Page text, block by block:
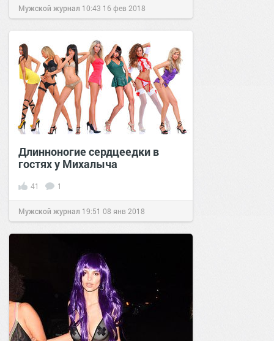
Мужской журнал 10:43 16 фев 2018
Длинноногие сердцеедки в
гостях у Михалыча
41 1
Мужской журнал 19:51 08 янв 2018